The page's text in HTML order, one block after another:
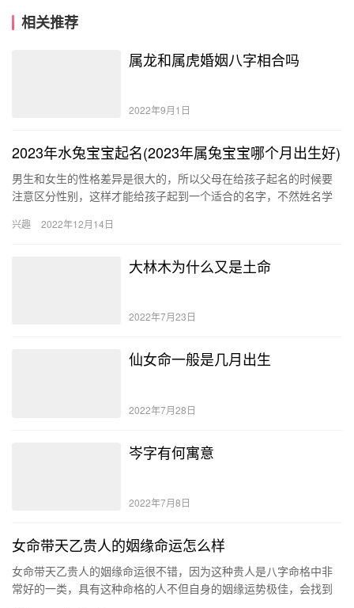
相关推荐
属龙和属虎婚姻八字相合吗
2022年9月1日
2023年水兔宝宝起名(2023年属兔宝宝哪个月出生好)
男生和女生的性格差异是很大的，所以父母在给孩子起名的时候要
注意区分性别，这样才能给孩子起到一个适合的名字，不然姓名学
的。 2…
兴趣 2022年12月14日
大林木为什么又是土命
2022年7月23日
仙女命一般是几月出生
2022年7月28日
岑字有何寓意
2022年7月8日
女命带天乙贵人的姻缘命运怎么样
女命带天乙贵人的姻缘命运很不错，因为这种贵人是八字命格中非
常好的一类，具有这种命格的人不但自身的姻缘运势极佳，会找到